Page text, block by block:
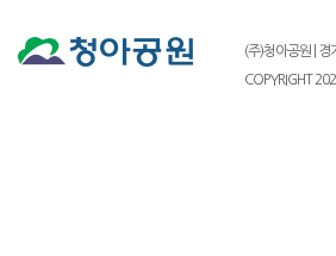
(주)청아공원 |
COPYRIGHT